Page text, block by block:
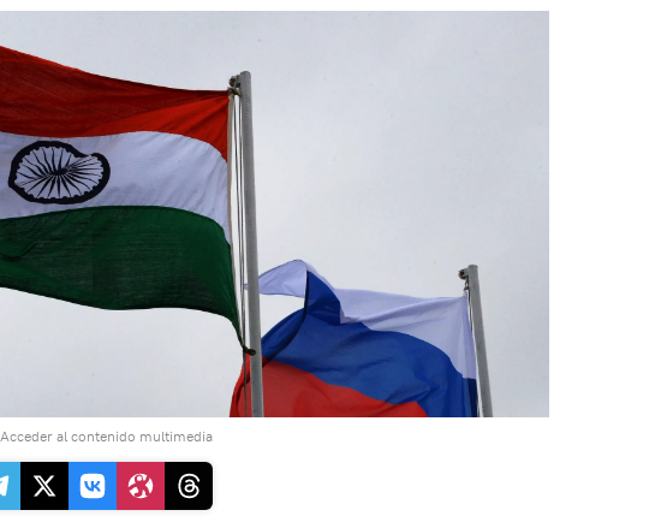
Acceder al contenido multimedia